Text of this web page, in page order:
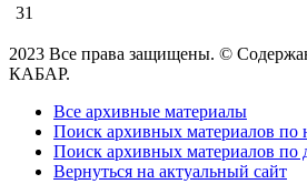
31
2023 Все права защищены. ©
КАБАР.
Все архивные материалы
Поиск архивных материалов по
Поиск архивных материалов по
Вернуться на актуальный сайт